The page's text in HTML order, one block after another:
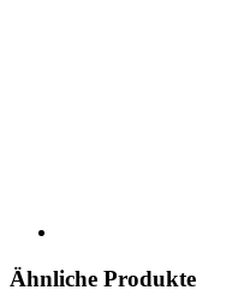
Ähnliche Produkte